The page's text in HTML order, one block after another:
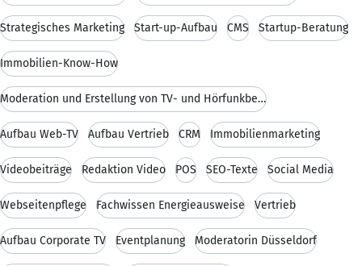
Strategisches Marketing Start-up-Aufbau CMS Startup-Beratung
Immobilien-Know-How
Moderation und Erstellung von TV- und Hörfunkbeitr
Aufbau Web-TV Aufbau Vertrieb CRM Immobilienmarketing
Videobeiträge Redaktion Video POS SEO-Texte Social Media
Webseitenpflege Fachwissen Energieausweise Vertrieb
Aufbau Corporate TV Eventplanung Moderatorin Düsseldorf